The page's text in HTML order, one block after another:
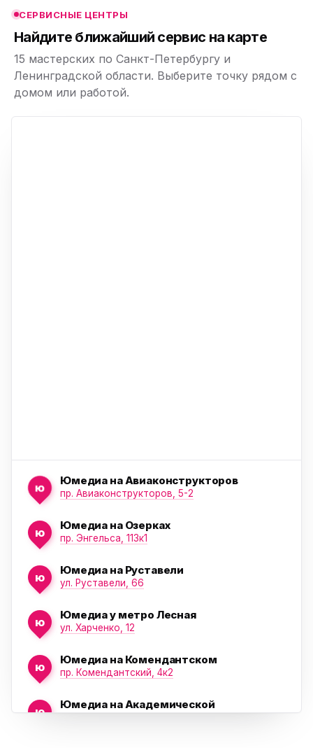
СЕРВИСНЫЕ ЦЕНТРЫ
Найдите ближайший сервис на карте
15 мастерских по Санкт-Петербургу и
Ленинградской области. Выберите точку рядом с
домом или работой.
ю
Юмедиа на Авиаконструкторов
пр. Авиаконструкторов, 5-2
ю
Юмедиа на Озерках
пр. Энгельса, 113к1
ю
Юмедиа на Руставели
ул. Руставели, 66
ю
Юмедиа у метро Лесная
ул. Харченко, 12
ю
Юмедиа на Комендантском
пр. Комендантский, 4к2
ю
Юмедиа на Академической
ю